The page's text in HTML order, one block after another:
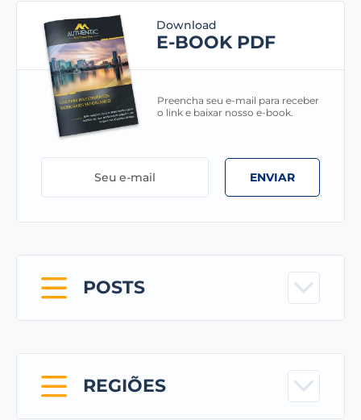
Download
E-BOOK PDF
Preencha seu e-mail para receber
o link e baixar nosso e-book.
ENVIAR
POSTS
REGIÕES